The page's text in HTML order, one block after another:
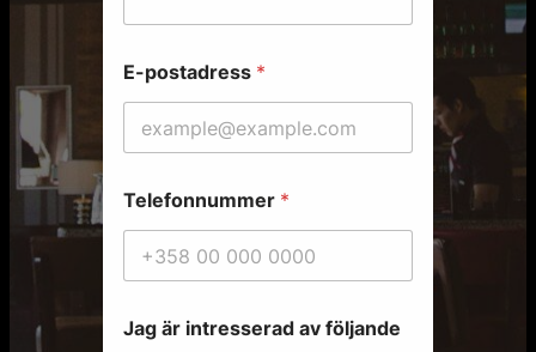
E-postadress *
Telefonnummer *
Jag är intresserad av följande